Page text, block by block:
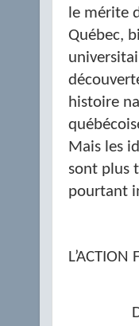
le mérite
Québec,
histoire
Mais les
sont plus
pourtant
L’ACTION